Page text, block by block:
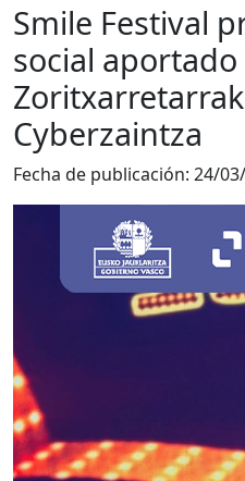
Smile Festival
social
Cyberzaintza
Fecha de publicación: 24/